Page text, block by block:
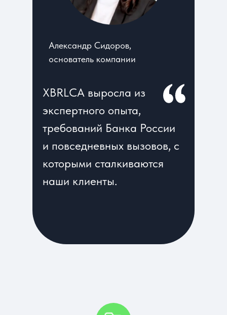
XBRLCA выросла из
экспертного опыта,
требований Банка России
и повседневных вызовов, с
которыми сталкиваются
наши клиенты.
Александр Сидоров,
основатель компании